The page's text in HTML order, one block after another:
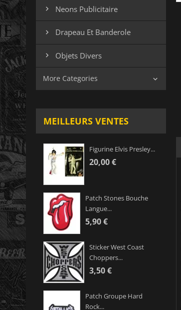
 Neons Publicitaire
 Drapeau Et Banderole
 Objets Divers
More Categories 
MEILLEURS VENTES
Figurine Elvis Presley...
20,00 €
Patch Stones Bouche
Langue...
5,90 €
Sticker West Coast
Choppers...
3,50 €
Patch Groupe Hard
Rock...